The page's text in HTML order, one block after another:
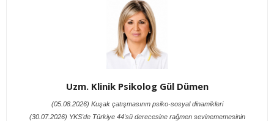
Uzm. Klinik Psikolog Gül Dümen
(05.08.2026) Kuşak çatışmasının psiko-sosyal dinamikleri
(30.07.2026) YKS'de Türkiye 44'sü derecesine rağmen sevinememesinin